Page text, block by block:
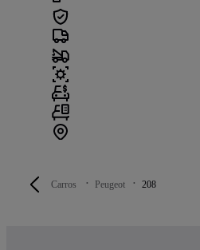
Carros Peugeot 208